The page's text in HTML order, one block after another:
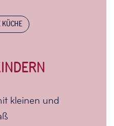
KÜCHE
kleinen und